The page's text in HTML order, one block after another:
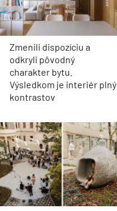
Zmenili dispozíciu a
odkryli pôvodný
charakter bytu.
Výsledkom je interiér plný
kontrastov